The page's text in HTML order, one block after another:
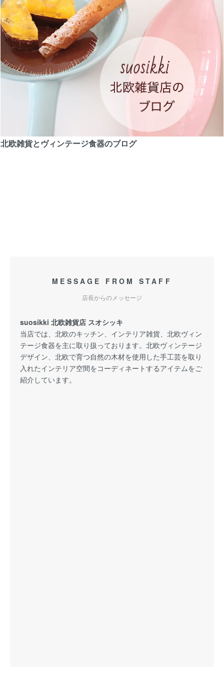
北欧雑貨とヴィンテージ食器のブログ
MESSAGE FROM STAFF
店長からのメッセージ
suosikki 北欧雑貨店 スオシッキ
当店では、北欧のキッチン、インテリア雑貨、北欧ヴィン
テージ食器を主に取り扱っております。北欧ヴィンテージ
デザイン、北欧で育つ自然の木材を使用した手工芸を取り
入れたインテリア空間をコーディネートするアイテムをご
紹介しています。